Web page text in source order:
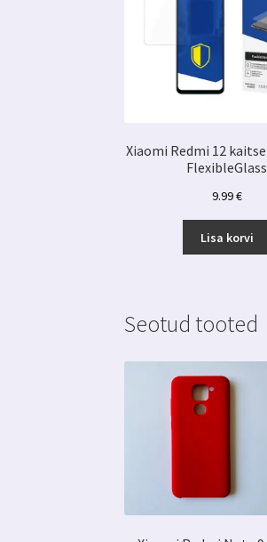
Xiaomi Redmi 12
FlexibleGlass
9.99€
Lisa korvi
Seotud tooted